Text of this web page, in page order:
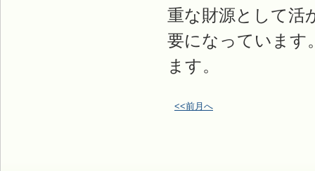
重な財源として活
要になっています
ます。
<<前月へ